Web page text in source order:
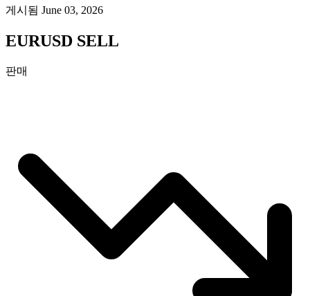
게시됨 June 03, 2026
EURUSD SELL
판매